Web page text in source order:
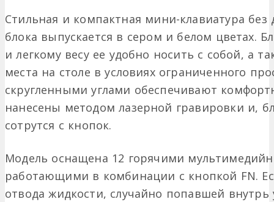
Стильная и компактная мини-клавиатура
блока выпускается в сером и белом цветах.
и легкому весу ее удобно носить с собой, а
места на столе в условиях ограниченного
скругленными углами обеспечивают
нанесены методом лазерной гравировки и,
сотрутся с кнопок.
Модель оснащена 12 горячими
работающими в комбинации с кнопкой FN.
отвода жидкости, случайно попавшей